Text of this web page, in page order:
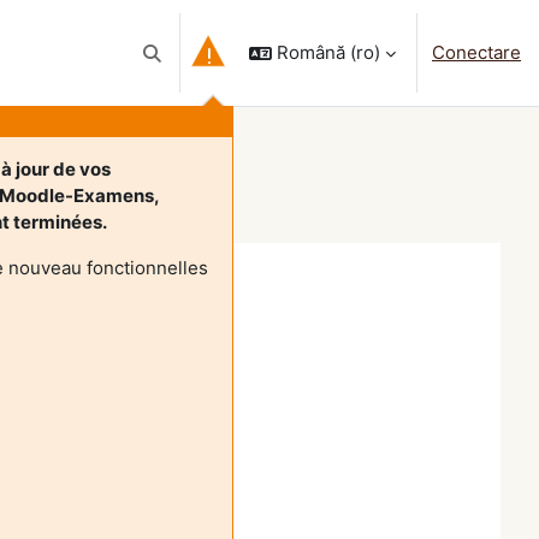
Afișați căutarea
jour de vos
Examens,
terminées.
nouveau fonctionnelles
Română ‎(ro)‎ Conectare